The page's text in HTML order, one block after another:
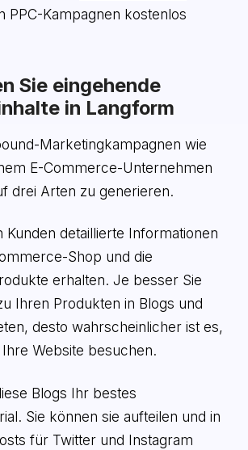
PPC-Kampagnen kostenlos
Sie eingehende
in Langform
Marketingkampagnen wie
E-Commerce-Unternehmen
drei Arten zu generieren.
Kunden detaillierte Informationen
Shop und die
erhalten. Je besser Sie
Ihren Produkten in Blogs und
desto wahrscheinlicher ist es,
Website besuchen.
Blogs Ihr bestes
Sie können sie aufteilen und in
für Twitter und Instagram